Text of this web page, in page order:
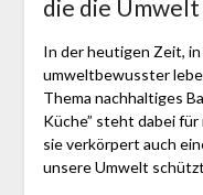
die die Umwelt
In der heutigen Zeit,
umweltbewusster
Thema nachhaltiges
Küche” steht dabei für
sie verkörpert auch
unsere Umwelt